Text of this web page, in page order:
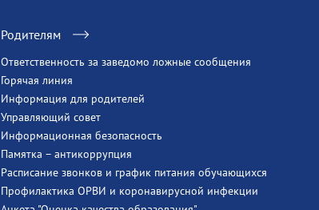
Родителям
Ответственность за заведомо ложные сообщения
Горячая линия
Информация для родителей
Управляющий совет
Информационная безопасность
Памятка – антикоррупция
Расписание звонков и график питания обучающихся
Профилактика ОРВИ и коронавирусной инфекции